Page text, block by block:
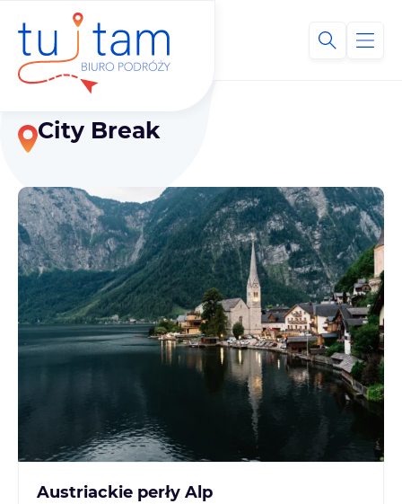
City Break
Austriackie perły Alp